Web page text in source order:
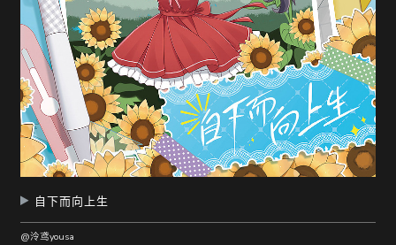
自下而向上生
@泠鸢yousa